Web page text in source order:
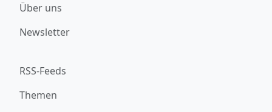
Über uns
Newsletter
RSS-Feeds
Themen